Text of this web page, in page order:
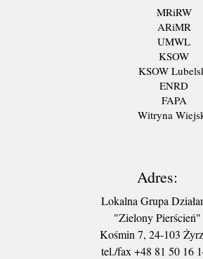
MRiRW
ARiMR
UMWL
KSOW
KSOW
ENRD
FAPA
Witryna
Adres:
Lokalna Grupa
"Zielony Pierścień"
Kośmin 7, 24-103
tel./fax +48 81 50 16